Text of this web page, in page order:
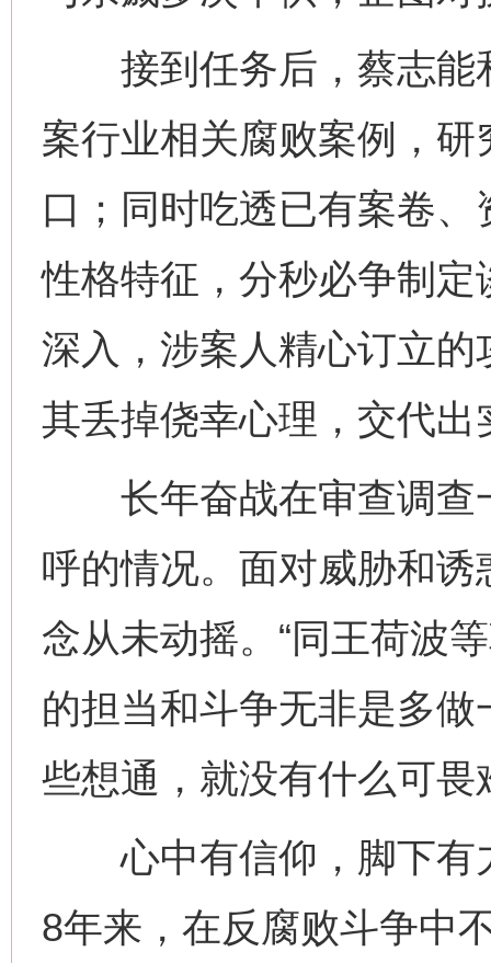
接到任务后，蔡志能
案行业相关腐败案例，
口；同时吃透已有案卷
性格特征，分秒必争制
深入，涉案人精心订立
其丢掉侥幸心理，交代出
长年奋战在审查调查
呼的情况。面对威胁和
念从未动摇。“同王荷波
的担当和斗争无非是多
些想通，就没有什么可畏
心中有信仰，脚下有
8年来，在反腐败斗争中